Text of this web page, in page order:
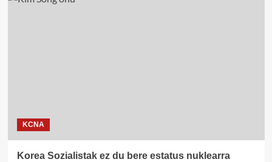
KCNA
Korea Sozialistak ez du bere estatus nuklearra